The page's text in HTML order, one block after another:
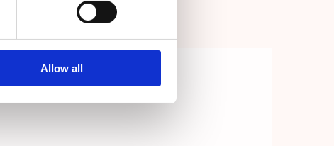
Allow all